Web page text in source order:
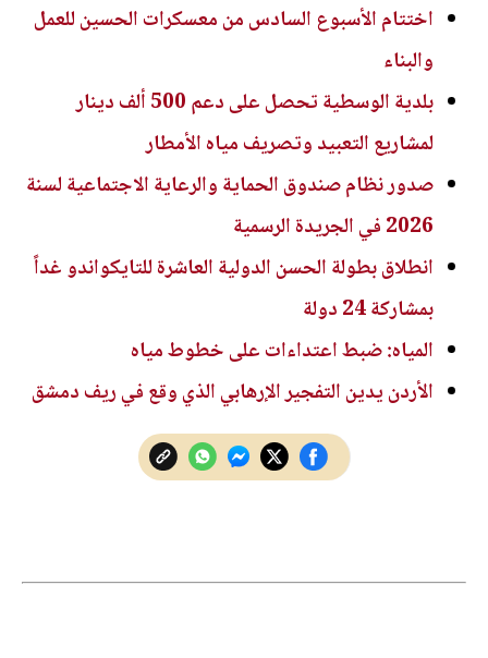
اختتام الأسبوع السادس من معسكرات الحسين للعمل
والبناء
بلدية الوسطية تحصل على دعم 500 ألف دينار
لمشاريع التعبيد وتصريف مياه الأمطار
صدور نظام صندوق الحماية والرعاية الاجتماعية لسنة
2026 في الجريدة الرسمية
انطلاق بطولة الحسن الدولية العاشرة للتايكواندو غداً
بمشاركة 24 دولة
المياه: ضبط اعتداءات على خطوط مياه
الأردن يدين التفجير الإرهابي الذي وقع في ريف دمشق